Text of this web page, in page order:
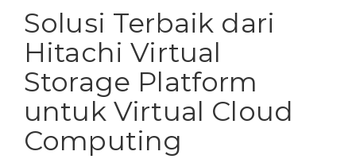
Solusi Terbaik dari
Hitachi Virtual
Storage Platform
untuk Virtual Cloud
Computing